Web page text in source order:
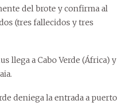
del brote y confirma al
(tres fallecidos y tres
llega a Cabo Verde (África) y
deniega la entrada a puerto